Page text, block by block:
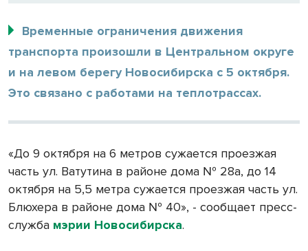
Временные ограничения движения
транспорта произошли в Центральном округе
и на левом берегу Новосибирска с 5 октября.
Это связано с работами на теплотрассах.
«До 9 октября на 6 метров сужается проезжая
часть ул. Ватутина в районе дома № 28а, до 14
октября на 5,5 метра сужается проезжая часть ул.
Блюхера в районе дома № 40», - сообщает пресс-
служба мэрии Новосибирска.